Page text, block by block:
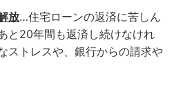
放…住宅ローンの返済に苦しん
と20年間も返済し続けなけれ
ストレスや、銀行からの請求や